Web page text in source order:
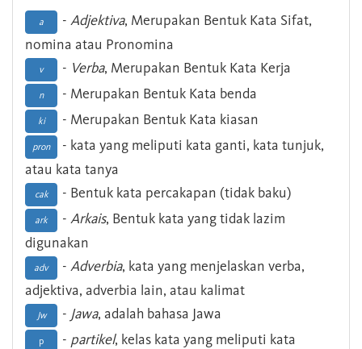
a - Adjektiva, Merupakan Bentuk Kata Sifat,
nomina atau Pronomina
v - Verba, Merupakan Bentuk Kata Kerja
n - Merupakan Bentuk Kata benda
ki - Merupakan Bentuk Kata kiasan
pron
- kata yang meliputi kata ganti, kata tunjuk,
atau kata tanya
cak - Bentuk kata percakapan (tidak baku)
ark - Arkais, Bentuk kata yang tidak lazim
digunakan
adv - Adverbia, kata yang menjelaskan verba,
adjektiva, adverbia lain, atau kalimat
Jw - Jawa, adalah bahasa Jawa
p - partikel, kelas kata yang meliputi kata